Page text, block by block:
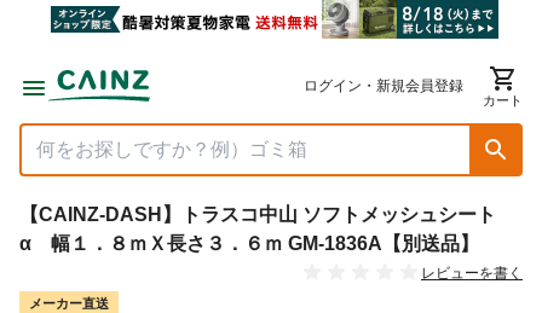
ログイン・新規会員登録
カート
【CAINZ-DASH】トラスコ中山 ソフトメッシュシート
α 幅１．８ｍＸ長さ３．６ｍ GM-1836A【別送品】
レビューを書く
メーカー直送